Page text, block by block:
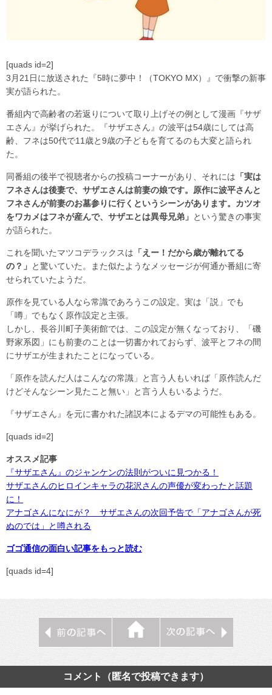
[quads id=2]
3月21日に放送された『5時に夢中！（TOKYO MX）』で衝撃の新事
実が語られた。
番組内で高齢者の若返りについて取り上げその例として漫画『サザ
エさん』が挙げられた。『サザエさん』の波平は54歳にしては高
齢、フネは50代で11歳と9歳の子どもを育てるのも大変と語られ
た。
同番組の後半で視聴者からの投稿コーナーがあり、それには 「実は
フネさんは後妻で、サザエさんは前妻の娘です。原作に波平さんと
フネさんが前妻のお墓参りに行くというシーンがあります。カツオ
をワカメはフネが産んで、サザエとは異母兄弟」 という驚きの事実
が語られた。
これを聞いたマツコデラックスは 「えー！だから歳が離れてる
の？」 と驚いていた。また似たようなメッセージが何通か番組に寄
せられていたようだ。
原作を見ている人なら常識であろうこの設定。実は「説」でも
「噂」でもなく原作設定と主張。
しかし、長谷川町子美術館では、この設定が無くなっており、「磯
野家系図」にも前妻のことは一切書かれておらず、波平とフネの間
にサザエが生まれたことになっている。
「原作を読んだ人はこんなの常識」と言う人もいれば「原作読んだ
けどそんなシーン見たこと無い」と言う人もいるようだ。
『サザエさん』を元に書かれた諸説本によるデマの可能性もある。
[quads id=2]
オススメ記事
『サザエさん』のジャンケンの法則がついに見つかる！
サザエさんのヒロインキャラの花沢さんの声優が変わったと話題
に！
アナゴさんになにが？ サザエさんの次回予告で「アナゴさんが死
ぬのでは」と噂される
ゴゴ通信の面白い記事をもっと読む
[quads id=4]
コメント（匿名で投稿できます）